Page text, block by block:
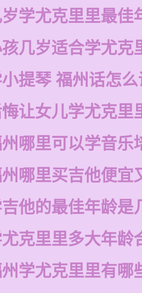
学尤克里里最佳
几岁适合学尤克
提琴 福州话怎
让女儿学尤克里
哪里可以学音乐
哪里买吉他便宜
他的最佳年龄是
克里里多大年龄
学尤克里里有哪